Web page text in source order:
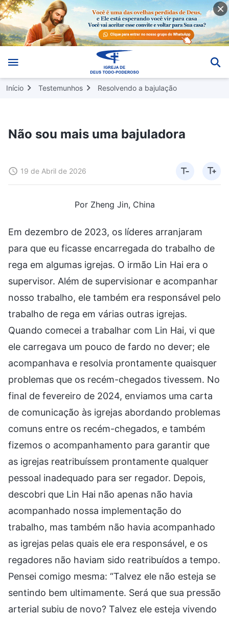
Início Testemunhos Resolvendo a bajulação
Não sou mais uma bajuladora
19 de Abril de 2026
Por Zheng Jin, China
Em dezembro de 2023, os líderes arranjaram
para que eu ficasse encarregada do trabalho de
rega em algumas igrejas. O irmão Lin Hai era o
supervisor. Além de supervisionar e acompanhar
nosso trabalho, ele também era responsável pelo
trabalho de rega em várias outras igrejas.
Quando comecei a trabalhar com Lin Hai, vi que
ele carregava um pouco de fardo no dever; ele
acompanhava e resolvia prontamente quaisquer
problemas que os recém-chegados tivessem. No
final de fevereiro de 2024, enviamos uma carta
de comunicação às igrejas abordando problemas
comuns entre os recém-chegados, e também
fizemos o acompanhamento para garantir que
as igrejas reatribuíssem prontamente qualquer
pessoal inadequado para ser regador. Depois,
descobri que Lin Hai não apenas não havia
acompanhado nossa implementação do
trabalho, mas também não havia acompanhado
as igrejas pelas quais ele era responsável, e os
regadores não haviam sido reatribuídos a tempo.
Pensei comigo mesma: “Talvez ele não esteja se
sentindo bem ultimamente. Será que sua pressão
arterial subiu de novo? Talvez ele esteja vivendo